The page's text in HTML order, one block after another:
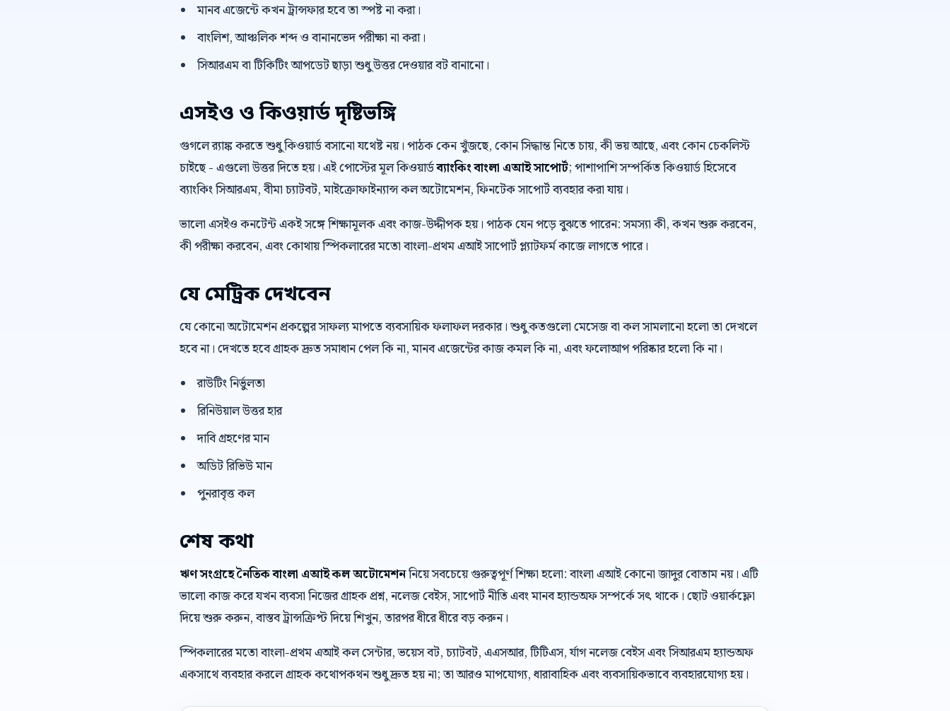
মানব এজেন্টে কখন ট্রান্সফার হবে তা স্পষ্ট না করা।
বাংলিশ, আঞ্চলিক শব্দ ও বানানভেদ পরীক্ষা না করা।
সিআরএম বা টিকিটিং আপডেট ছাড়া শুধু উত্তর দেওয়ার বট বানানো।
এসইও ও কিওয়ার্ড দৃষ্টিভঙ্গি
গুগলে র‍্যাঙ্ক করতে শুধু কিওয়ার্ড বসানো যথেষ্ট নয়। পাঠক কেন খুঁজছে, কোন সিদ্ধান্ত নিতে চায়, কী ভয় আছে, এবং কোন চেকলিস্ট
চাইছে - এগুলো উত্তর দিতে হয়। এই পোস্টের মূল কিওয়ার্ডব্যাংকিং বাংলা এআই সাপোর্ট; পাশাপাশি সম্পর্কিত কিওয়ার্ড হিসেবে
ব্যাংকিং সিআরএম, বীমা চ্যাটবট, মাইক্রোফাইন্যান্স কল অটোমেশন, ফিনটেক সাপোর্ট ব্যবহার করা যায়।
ভালো এসইও কনটেন্ট একই সঙ্গে শিক্ষামূলক এবং কাজ-উদ্দীপক হয়। পাঠক যেন পড়ে বুঝতে পারেন: সমস্যা কী, কখন শুরু করবেন,
কী পরীক্ষা করবেন, এবং কোথায় স্পিকলারের মতো বাংলা-প্রথম এআই সাপোর্ট প্ল্যাটফর্ম কাজে লাগতে পারে।
যে মেট্রিক দেখবেন
যে কোনো অটোমেশন প্রকল্পের সাফল্য মাপতে ব্যবসায়িক ফলাফল দরকার। শুধু কতগুলো মেসেজ বা কল সামলানো হলো তা দেখলে
হবে না। দেখতে হবে গ্রাহক দ্রুত সমাধান পেল কি না, মানব এজেন্টের কাজ কমল কি না, এবং ফলোআপ পরিষ্কার হলো কি না।
রাউটিং নির্ভুলতা
রিনিউয়াল উত্তর হার
দাবি গ্রহণের মান
অডিট রিভিউ মান
পুনরাবৃত্ত কল
শেষ কথা
ঋণ সংগ্রহে নৈতিক বাংলা এআই কল অটোমেশননিয়ে সবচেয়ে গুরুত্বপূর্ণ শিক্ষা হলো: বাংলা এআই কোনো জাদুর বোতাম নয়। এটি
ভালো কাজ করে যখন ব্যবসা নিজের গ্রাহক প্রশ্ন, নলেজ বেইস, সাপোর্ট নীতি এবং মানব হ্যান্ডঅফ সম্পর্কে সৎ থাকে। ছোট ওয়ার্কফ্লো
দিয়ে শুরু করুন, বাস্তব ট্রান্সক্রিপ্ট দিয়ে শিখুন, তারপর ধীরে ধীরে বড় করুন।
স্পিকলারের মতো বাংলা-প্রথম এআই কল সেন্টার, ভয়েস বট, চ্যাটবট, এএসআর, টিটিএস, র্যাগ নলেজ বেইস এবং সিআরএম হ্যান্ডঅফ
একসাথে ব্যবহার করলে গ্রাহক কথোপকথন শুধু দ্রুত হয় না; তা আরও মাপযোগ্য, ধারাবাহিক এবং ব্যবসায়িকভাবে ব্যবহারযোগ্য হয়।